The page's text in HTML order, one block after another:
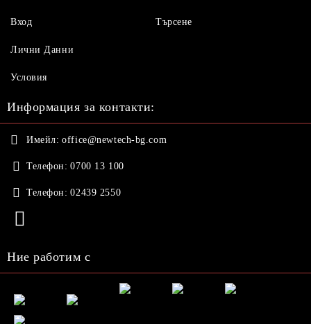
Вход Търсене
Лични Данни
Условия
Информация за контакти:
Имейл: office@newtech-bg.com
Телефон: 0700 13 100
Телефон: 02439 2550
Ние работим с